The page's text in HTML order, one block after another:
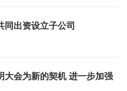
同出资设立子公司
大会为新的契机 进一步加强